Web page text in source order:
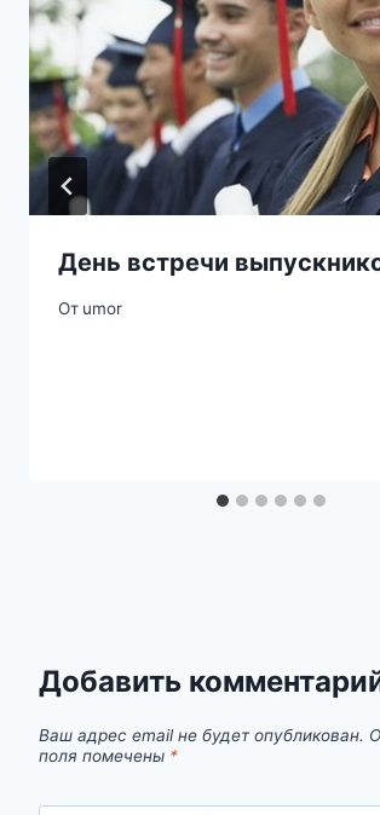
День встречи
От umor
Добавить
Ваш адрес email не будет опубликован.
поля помечены *